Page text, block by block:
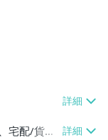
宅配/貨運